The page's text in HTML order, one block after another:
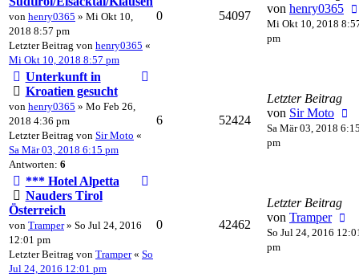
von henry0365 » Mi Okt 10,
2018 8:57 pm
Letzter Beitrag von henry0365 «
Mi Okt 10, 2018 8:57 pm
0 54097
von henry0365
Mi Okt 10, 2018
pm
Unterkunft in
Kroatien gesucht
von henry0365 » Mo Feb 26,
2018 4:36 pm
Letzter Beitrag von Sir Moto «
Sa Mär 03, 2018 6:15 pm
Antworten: 6
6 52424
Letzter Beitrag
von Sir Moto
Sa Mär 03, 2018
pm
*** Hotel Alpetta
Nauders Tirol
Österreich
von Tramper» So Jul 24, 2016
12:01 pm
Letzter Beitrag von Tramper« So
Jul 24, 2016 12:01 pm
0 42462
Letzter Beitrag
von Tramper
So Jul 24, 2016
pm